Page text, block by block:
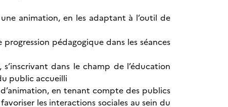
animation, en les adaptant à l’outil de
pédagogique dans les séances
dans le champ de l’éducation
public accueilli
en tenant compte des publics
les interactions sociales au sein du